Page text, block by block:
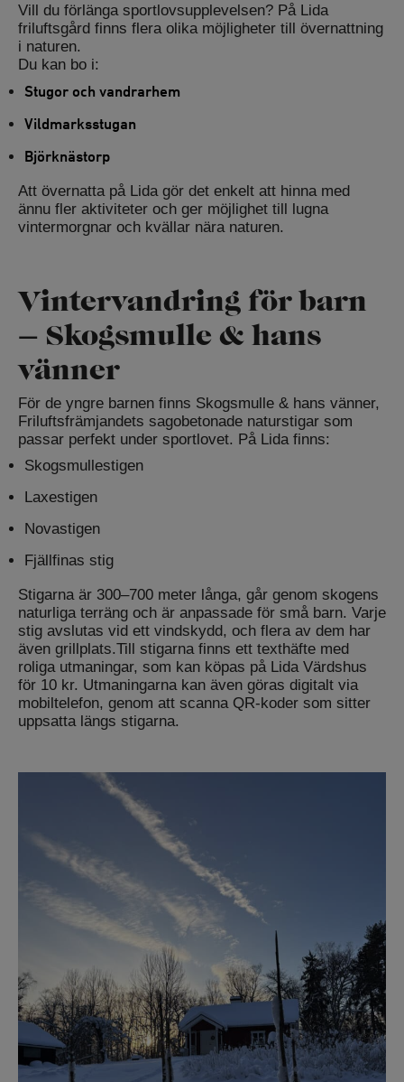
Vill du förlänga sportlovsupplevelsen? På Lida
friluftsgård finns flera olika möjligheter till övernattning
i naturen.
Du kan bo i:
Stugor och vandrarhem
Vildmarksstugan
Björknästorp
Att övernatta på Lida gör det enkelt att hinna med
ännu fler aktiviteter och ger möjlighet till lugna
vintermorgnar och kvällar nära naturen.
Vintervandring för barn
– Skogsmulle & hans
vänner
För de yngre barnen finns Skogsmulle & hans vänner,
Friluftsfrämjandets sagobetonade naturstigar som
passar perfekt under sportlovet. På Lida finns:
Skogsmullestigen
Laxestigen
Novastigen
Fjällfinas stig
Stigarna är 300–700 meter långa, går genom skogens
naturliga terräng och är anpassade för små barn. Varje
stig avslutas vid ett vindskydd, och flera av dem har
även grillplats.Till stigarna finns ett texthäfte med
roliga utmaningar, som kan köpas på Lida Värdshus
för 10 kr. Utmaningarna kan även göras digitalt via
mobiltelefon, genom att scanna QR-koder som sitter
uppsatta längs stigarna.